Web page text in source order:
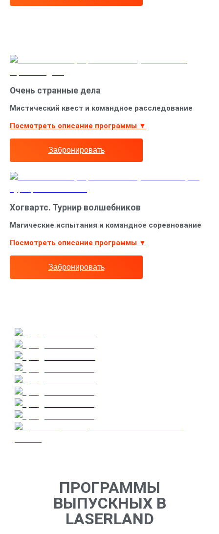
Очень странные дела
Мистический квест и командное расследование
Посмотреть описание программы ▼
Забронировать
Хогвартс. Турнир волшебников
Магические испытания и командное соревнование
Посмотреть описание программы ▼
Забронировать
ПРОГРАММЫ
ВЫПУСКНЫХ В
LASERLAND